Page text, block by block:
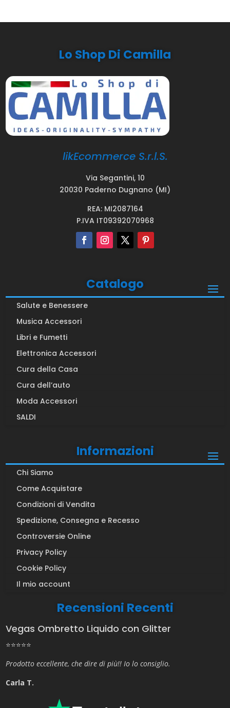
Lo Shop Di Camilla
likEcommerce S.r.l.S.
Via Segantini, 10
20030 Paderno Dugnano (MI)
REA: MI2087164
P.IVA IT09392070968
Catalogo
Salute e Benessere
Musica Accessori
Libri e Fumetti
Elettronica Accessori
Cura della Casa
Cura dell’auto
Moda Accessori
SALDI
Informazioni
Chi Siamo
Come Acquistare
Condizioni di Vendita
Spedizione, Consegna e Recesso
Controversie Online
Privacy Policy
Cookie Policy
Il mio account
Recensioni Recenti
Vegas Ombretto Liquido con Glitter
⭐⭐⭐⭐⭐
Prodotto eccellente, che dire di più!! Io lo consiglio.
Carla T.